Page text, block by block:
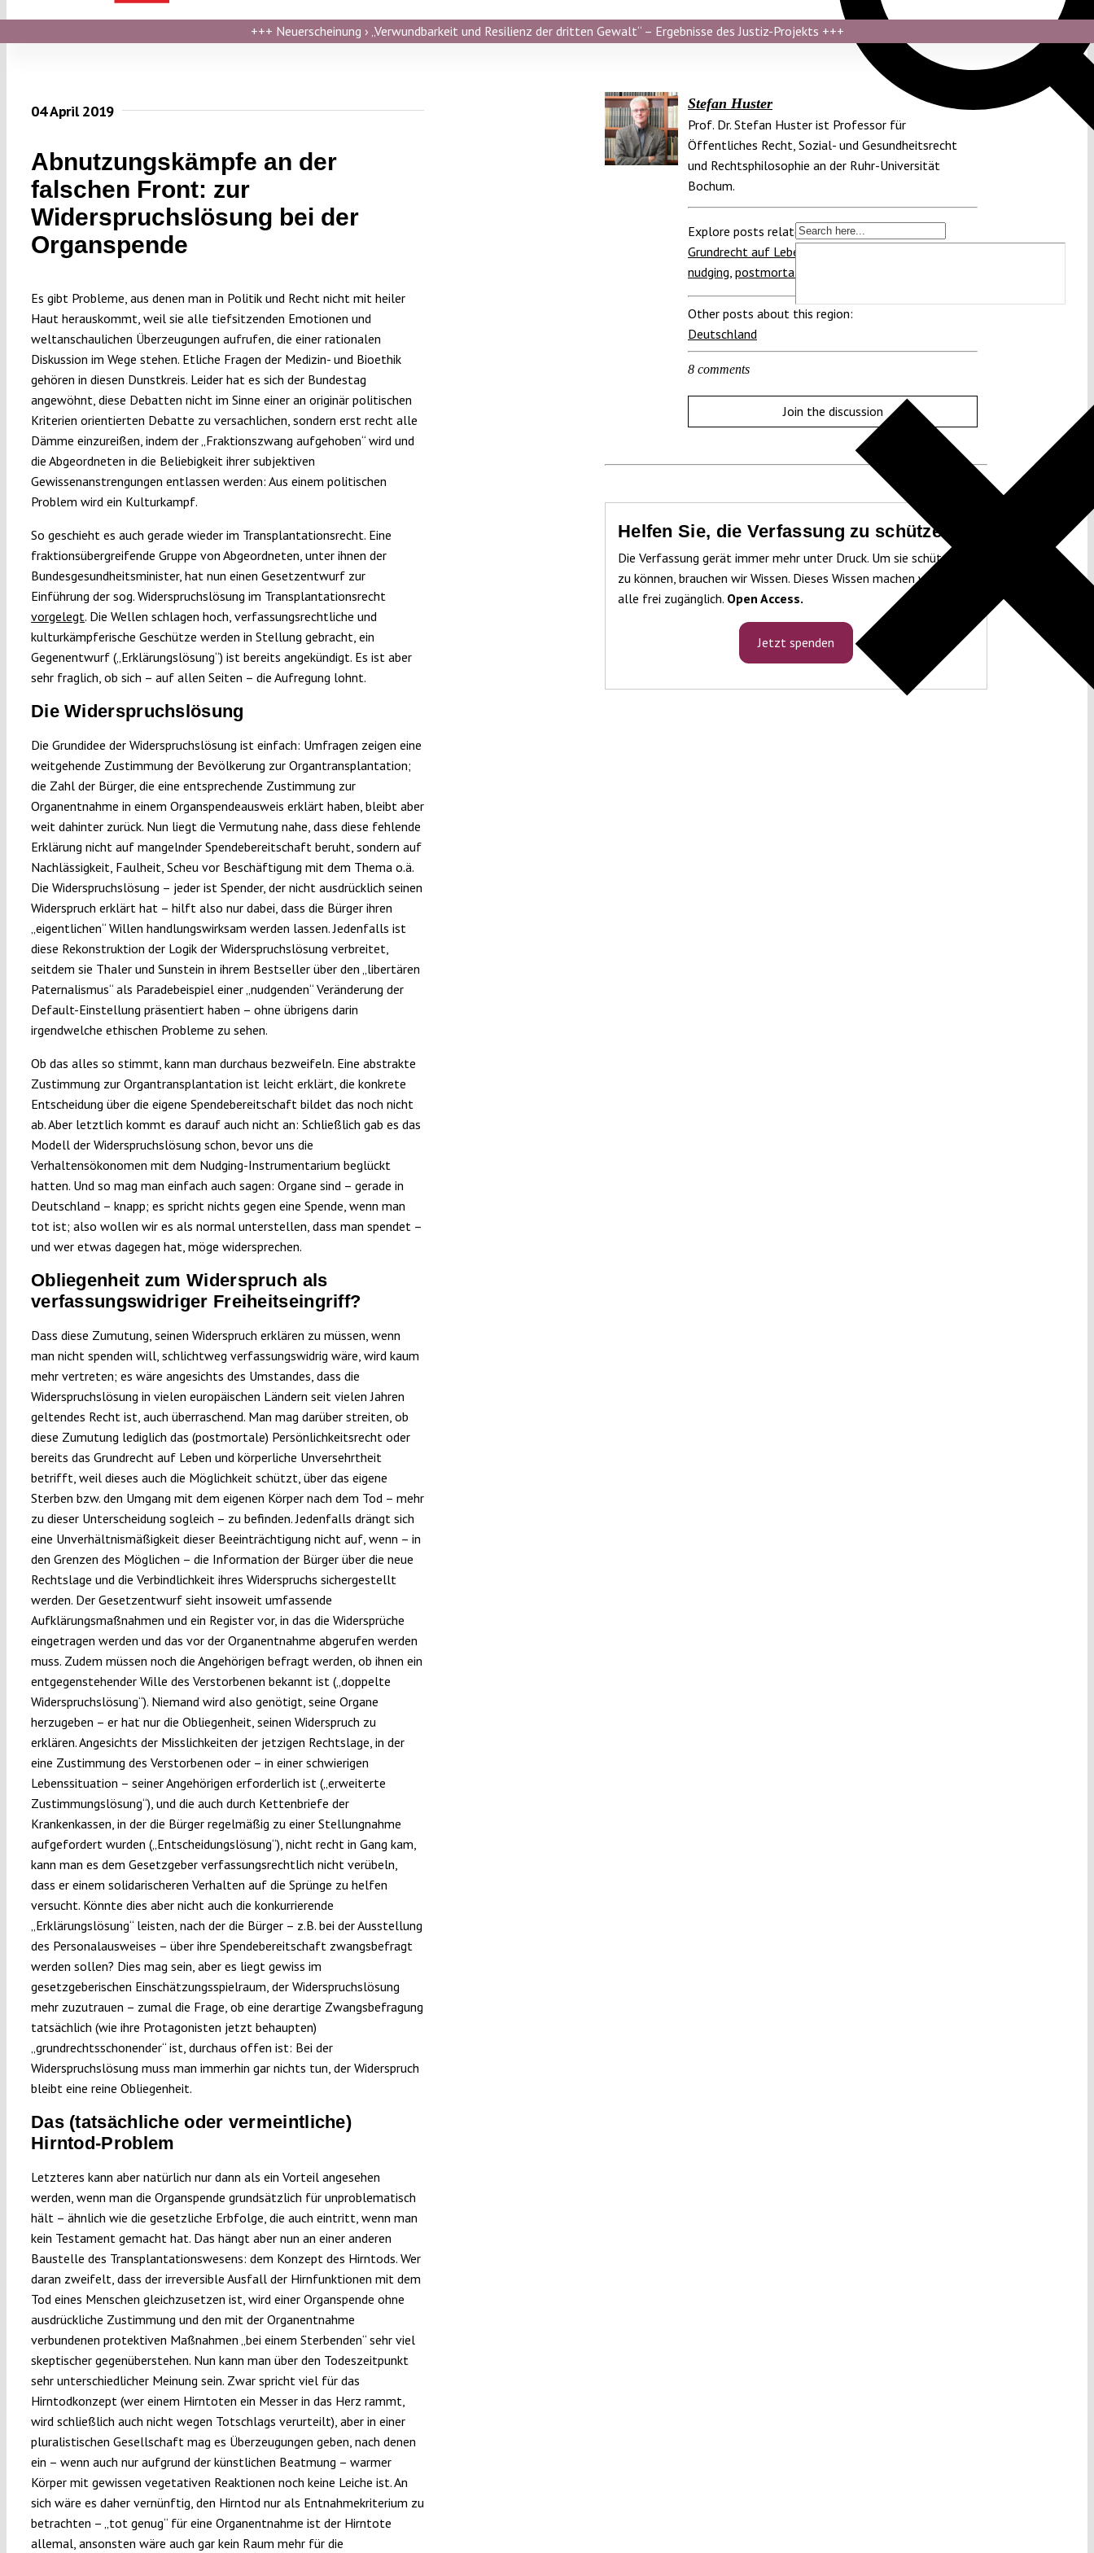
+++ Neuerscheinung › „Verwundbarkeit und Resilienz der dritten Gewalt“ – Ergebnisse des Justiz-Projekts +++
04 April 2019
Abnutzungskämpfe an der
falschen Front: zur
Widerspruchslösung bei der
Organspende
Es gibt Probleme, aus denen man in Politik und Recht nicht mit heiler
Haut herauskommt, weil sie alle tiefsitzenden Emotionen und
weltanschaulichen Überzeugungen aufrufen, die einer rationalen
Diskussion im Wege stehen. Etliche Fragen der Medizin- und Bioethik
gehören in diesen Dunstkreis. Leider hat es sich der Bundestag
angewöhnt, diese Debatten nicht im Sinne einer an originär politischen
Kriterien orientierten Debatte zu versachlichen, sondern erst recht alle
Dämme einzureißen, indem der „Fraktionszwang aufgehoben“ wird und
die Abgeordneten in die Beliebigkeit ihrer subjektiven
Gewissenanstrengungen entlassen werden: Aus einem politischen
Problem wird ein Kulturkampf.
So geschieht es auch gerade wieder im Transplantationsrecht. Eine
fraktionsübergreifende Gruppe von Abgeordneten, unter ihnen der
Bundesgesundheitsminister, hat nun einen Gesetzentwurf zur
Einführung der sog. Widerspruchslösung im Transplantationsrecht
vorgelegt. Die Wellen schlagen hoch, verfassungsrechtliche und
kulturkämpferische Geschütze werden in Stellung gebracht, ein
Gegenentwurf („Erklärungslösung“) ist bereits angekündigt. Es ist aber
sehr fraglich, ob sich – auf allen Seiten – die Aufregung lohnt.
Die Widerspruchslösung
Die Grundidee der Widerspruchslösung ist einfach: Umfragen zeigen eine
weitgehende Zustimmung der Bevölkerung zur Organtransplantation;
die Zahl der Bürger, die eine entsprechende Zustimmung zur
Organentnahme in einem Organspendeausweis erklärt haben, bleibt aber
weit dahinter zurück. Nun liegt die Vermutung nahe, dass diese fehlende
Erklärung nicht auf mangelnder Spendebereitschaft beruht, sondern auf
Nachlässigkeit, Faulheit, Scheu vor Beschäftigung mit dem Thema o.ä.
Die Widerspruchslösung – jeder ist Spender, der nicht ausdrücklich seinen
Widerspruch erklärt hat – hilft also nur dabei, dass die Bürger ihren
„eigentlichen“ Willen handlungswirksam werden lassen. Jedenfalls ist
diese Rekonstruktion der Logik der Widerspruchslösung verbreitet,
seitdem sie Thaler und Sunstein in ihrem Bestseller über den „libertären
Paternalismus“ als Paradebeispiel einer „nudgenden“ Veränderung der
Default-Einstellung präsentiert haben – ohne übrigens darin
irgendwelche ethischen Probleme zu sehen.
Ob das alles so stimmt, kann man durchaus bezweifeln. Eine abstrakte
Zustimmung zur Organtransplantation ist leicht erklärt, die konkrete
Entscheidung über die eigene Spendebereitschaft bildet das noch nicht
ab. Aber letztlich kommt es darauf auch nicht an: Schließlich gab es das
Modell der Widerspruchslösung schon, bevor uns die
Verhaltensökonomen mit dem Nudging-Instrumentarium beglückt
hatten. Und so mag man einfach auch sagen: Organe sind – gerade in
Deutschland – knapp; es spricht nichts gegen eine Spende, wenn man
tot ist; also wollen wir es als normal unterstellen, dass man spendet –
und wer etwas dagegen hat, möge widersprechen.
Obliegenheit zum Widerspruch als
verfassungswidriger Freiheitseingriff?
Dass diese Zumutung, seinen Widerspruch erklären zu müssen, wenn
man nicht spenden will, schlichtweg verfassungswidrig wäre, wird kaum
mehr vertreten; es wäre angesichts des Umstandes, dass die
Widerspruchslösung in vielen europäischen Ländern seit vielen Jahren
geltendes Recht ist, auch überraschend. Man mag darüber streiten, ob
diese Zumutung lediglich das (postmortale) Persönlichkeitsrecht oder
bereits das Grundrecht auf Leben und körperliche Unversehrtheit
betrifft, weil dieses auch die Möglichkeit schützt, über das eigene
Sterben bzw. den Umgang mit dem eigenen Körper nach dem Tod – mehr
zu dieser Unterscheidung sogleich – zu befinden. Jedenfalls drängt sich
eine Unverhältnismäßigkeit dieser Beeinträchtigung nicht auf, wenn – in
den Grenzen des Möglichen – die Information der Bürger über die neue
Rechtslage und die Verbindlichkeit ihres Widerspruchs sichergestellt
werden. Der Gesetzentwurf sieht insoweit umfassende
Aufklärungsmaßnahmen und ein Register vor, in das die Widersprüche
eingetragen werden und das vor der Organentnahme abgerufen werden
muss. Zudem müssen noch die Angehörigen befragt werden, ob ihnen ein
entgegenstehender Wille des Verstorbenen bekannt ist („doppelte
Widerspruchslösung“). Niemand wird also genötigt, seine Organe
herzugeben – er hat nur die Obliegenheit, seinen Widerspruch zu
erklären. Angesichts der Misslichkeiten der jetzigen Rechtslage, in der
eine Zustimmung des Verstorbenen oder – in einer schwierigen
Lebenssituation – seiner Angehörigen erforderlich ist („erweiterte
Zustimmungslösung“), und die auch durch Kettenbriefe der
Krankenkassen, in der die Bürger regelmäßig zu einer Stellungnahme
aufgefordert wurden („Entscheidungslösung“), nicht recht in Gang kam,
kann man es dem Gesetzgeber verfassungsrechtlich nicht verübeln,
dass er einem solidarischeren Verhalten auf die Sprünge zu helfen
versucht. Könnte dies aber nicht auch die konkurrierende
„Erklärungslösung“ leisten, nach der die Bürger – z.B. bei der Ausstellung
des Personalausweises – über ihre Spendebereitschaft zwangsbefragt
werden sollen? Dies mag sein, aber es liegt gewiss im
gesetzgeberischen Einschätzungsspielraum, der Widerspruchslösung
mehr zuzutrauen – zumal die Frage, ob eine derartige Zwangsbefragung
tatsächlich (wie ihre Protagonisten jetzt behaupten)
„grundrechtsschonender“ ist, durchaus offen ist: Bei der
Widerspruchslösung muss man immerhin gar nichts tun, der Widerspruch
bleibt eine reine Obliegenheit.
Das (tatsächliche oder vermeintliche)
Hirntod-Problem
Letzteres kann aber natürlich nur dann als ein Vorteil angesehen
werden, wenn man die Organspende grundsätzlich für unproblematisch
hält – ähnlich wie die gesetzliche Erbfolge, die auch eintritt, wenn man
kein Testament gemacht hat. Das hängt aber nun an einer anderen
Baustelle des Transplantationswesens: dem Konzept des Hirntods. Wer
daran zweifelt, dass der irreversible Ausfall der Hirnfunktionen mit dem
Tod eines Menschen gleichzusetzen ist, wird einer Organspende ohne
ausdrückliche Zustimmung und den mit der Organentnahme
verbundenen protektiven Maßnahmen „bei einem Sterbenden“ sehr viel
skeptischer gegenüberstehen. Nun kann man über den Todeszeitpunkt
sehr unterschiedlicher Meinung sein. Zwar spricht viel für das
Hirntodkonzept (wer einem Hirntoten ein Messer in das Herz rammt,
wird schließlich auch nicht wegen Totschlags verurteilt), aber in einer
pluralistischen Gesellschaft mag es Überzeugungen geben, nach denen
ein – wenn auch nur aufgrund der künstlichen Beatmung – warmer
Körper mit gewissen vegetativen Reaktionen noch keine Leiche ist. An
sich wäre es daher vernünftig, den Hirntod nur als Entnahmekriterium zu
betrachten – „tot genug“ für eine Organentnahme ist der Hirntote
allemal, ansonsten wäre auch gar kein Raum mehr für die
Stefan Huster
Prof. Dr. Stefan Huster ist Professor für
Öffentliches Recht, Sozial- und Gesundheitsrecht
und Rechtsphilosophie an der Ruhr-Universität
Bochum.
Explore posts related to this:
Grundrecht auf Leben
nudging, postmortales Persönlichkeitsrecht
Other posts about this region:
Deutschland
8 comments
Join the discussion
Helfen Sie, die Verfassung zu schützen!
Die Verfassung gerät immer mehr unter Druck. Um sie schützen
zu können, brauchen wir Wissen. Dieses Wissen machen wir für
alle frei zugänglich. Open Access.
Jetzt spenden